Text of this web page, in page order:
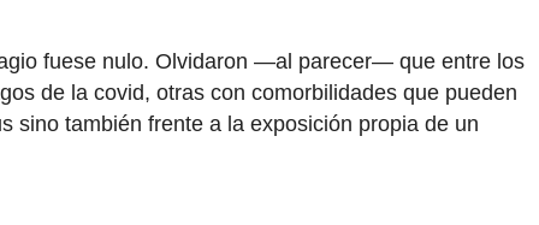
fuese nulo. Olvidaron —al parecer— que entre los
de la covid, otras con comorbilidades que pueden
sino también frente a la exposición propia de un